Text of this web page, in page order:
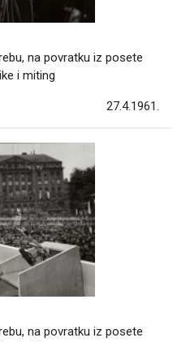
na povratku iz posete
i miting
27.4.1961.
na povratku iz posete